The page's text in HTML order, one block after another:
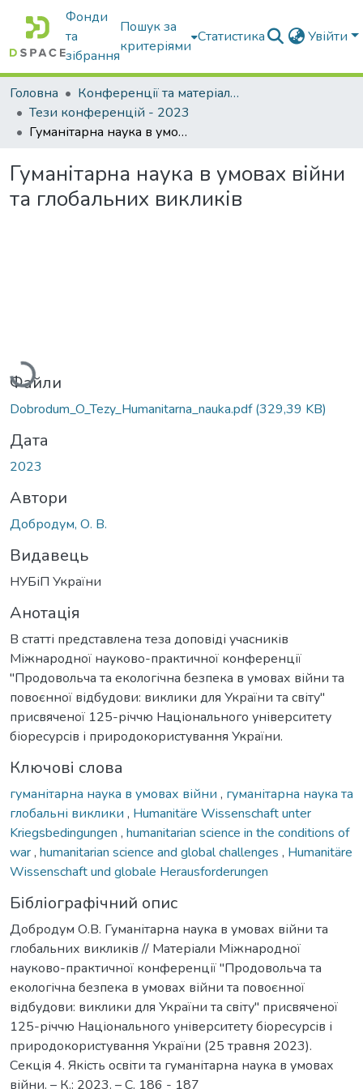
Фонди
та
зібрання
Пошук за
критеріями
Статистика Увійти
Головна
Конференції та матеріали конференцій
Тези конференцій - 2023
Гуманітарна наука в умовах війни та глобальних викликів
Гуманітарна наука в умовах війни
та глобальних викликів
Вантажиться...
Файли
Dobrodum_O_Tezy_Humanitarna_nauka.pdf(329,39 KB)
Дата
2023
Автори
Добродум, О. В.
Видавець
НУБіП України
Анотація
В статті представлена теза доповіді учасників
Міжнародної науково-практичної конференції
"Продовольча та екологічна безпека в умовах війни та
повоєнної відбудови: виклики для України та світу"
присвяченої 125-річчю Національного університету
біоресурсів і природокористування України.
Ключові слова
гуманітарна наука в умовах війни , гуманітарна наука та
глобальні виклики , Humanitäre Wissenschaft unter
Kriegsbedingungen , humanitarian science in the conditions of
war, humanitarian science and global challenges , Humanitäre
Wissenschaft und globale Herausforderungen
Бібліографічний опис
Добродум О.В. Гуманітарна наука в умовах війни та
глобальних викликів // Матеріали Міжнародної
науково-практичної конференції "Продовольча та
екологічна безпека в умовах війни та повоєнної
відбудови: виклики для України та світу" присвяченої
125-річчю Національного університету біоресурсів і
природокористування України (25 травня 2023).
Секція 4. Якість освіти та гуманітарна наука в умовах
війни. – К.: 2023. – С. 186 - 187